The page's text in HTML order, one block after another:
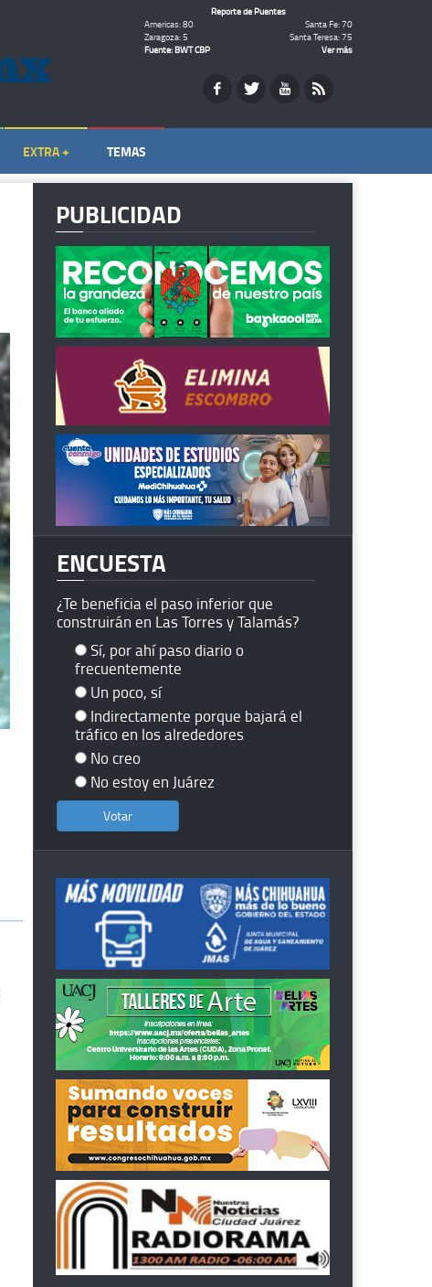
Reporte de Puentes
Americas: 80
Santa Fe: 70
Zaragoza: 5
Santa Teresa: 75
Fuente: BWT CBP
Ver más
EXTRA + TEMAS
PUBLICIDAD
ENCUESTA
¿Te beneficia el paso inferior que
construirán en Las Torres y Talamás?
Sí, por ahí paso diario o
frecuentemente
Un poco, sí
Indirectamente porque bajará el
tráfico en los alrededores
No creo
No estoy en Juárez